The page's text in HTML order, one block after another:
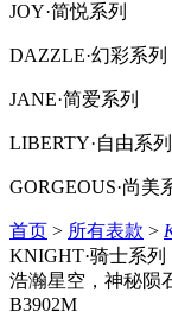
JOY·简悦系列
DAZZLE·幻彩系列
JANE·简爱系列
LIBERTY·自由系列
GORGEOUS·尚美
首页 > 所有表款 >
KNIGHT·骑士系列
浩瀚星空，神秘陨
B3902M